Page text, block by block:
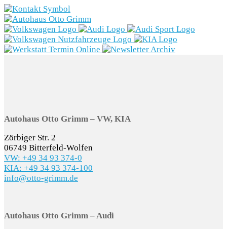
Marken
Fahrzeugbestand
Gewerbekunden
E-Mobilität
Unternehmen
Autohaus Otto Grimm – VW, KIA
Zörbiger Str. 2
06749 Bitterfeld-Wolfen
VW: +49 34 93 374-0
KIA: +49 34 93 374-100
info@otto-grimm.de
Autohaus Otto Grimm – Audi